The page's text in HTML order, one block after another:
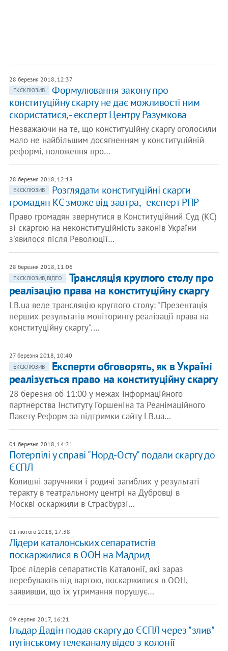
28 березня 2018, 12:37
ЕКСКЛЮЗИВ
Формулювання закону про
конституційну скаргу не дає можливості ним
скористатися, - експерт Центру Разумкова
Незважаючи на те, що конституційну скаргу оголосили
мало не найбільшим досягненням у конституційній
реформі, положення про…
28 березня 2018, 12:18
ЕКСКЛЮЗИВ
Розглядати конституційні скарги
громадян КС зможе від завтра, - експерт РПР
Право громадян звернутися в Конституційний Суд (КС)
зі скаргою на неконституційність законів України
з'явилося після Революції…
28 березня 2018, 11:06
ЕКСКЛЮЗИВ, ВІДЕО
Трансляція круглого столу про
реалізацію права на конституційну скаргу
LB.ua веде трансляцію круглого столу: "Презентація
перших результатів моніторингу реалізації права на
конституційну скаргу".…
27 березня 2018, 10:40
ЕКСКЛЮЗИВ
Експерти обговорять, як в Україні
реалізується право на конституційну скаргу
28 березня об 11:00 у межах інформаційного
партнерства Інституту Горшеніна та Реанімаційного
Пакету Реформ за підтримки сайту LB.ua…
01 березня 2018, 14:21
Потерпілі у справі "Норд-Осту" подали скаргу до
ЄСПЛ
Колишні заручники і родичі загиблих у результаті
теракту в театральному центрі на Дубровці в
Москві оскаржили в Страсбурзі…
01 лютого 2018, 17:38
Лідери каталонських сепаратистів
поскаржилися в ООН на Мадрид
Троє лідерів сепаратистів Каталонії, які зараз
перебувають під вартою, поскаржилися в ООН,
заявивши, що їх утримання порушує…
09 серпня 2017, 16:21
Ільдар Дадін подав скаргу до ЄСПЛ через "злив"
путінському телеканалу відео з колонії